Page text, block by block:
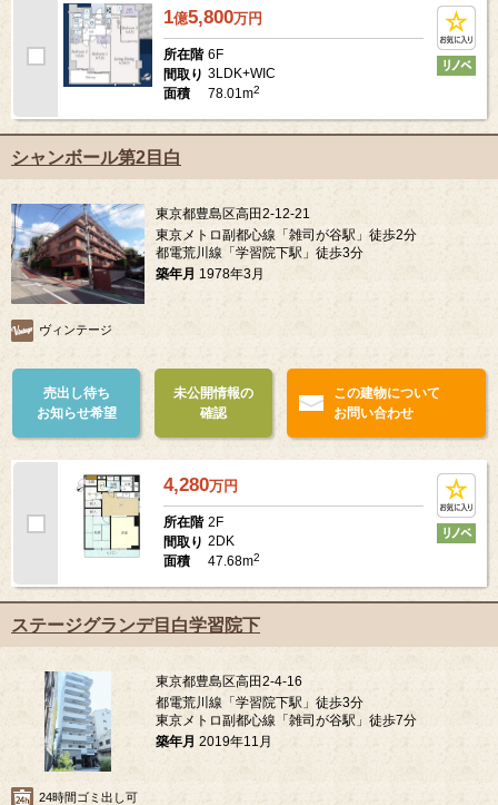
1億5,800万円
所在階 6F
間取り 3LDK+WIC
面積
78.01m2
シャンボール第2目白
東京都豊島区高田2-12-21
東京メトロ副都心線「雑司が谷駅」徒歩2分
都電荒川線「学習院下駅」徒歩3分
築年月 1978年3月
ヴィンテージ
売出し待ち
お知らせ希望
未公開情報の
確認
この建物について
お問い合わせ
4,280万円
所在階 2F
間取り 2DK
面積
47.68m2
ステージグランデ目白学習院下
東京都豊島区高田2-4-16
都電荒川線「学習院下駅」徒歩3分
東京メトロ副都心線「雑司が谷駅」徒歩7分
築年月 2019年11月
24時間ゴミ出し可